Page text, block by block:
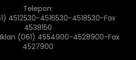
Telepon:
4512530-4516530-4518530-Fax
4538150
(061) 4554900-4528900-Fax
4527900